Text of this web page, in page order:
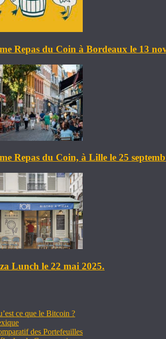
Repas du Coin à Bordeaux le 13
Repas du Coin, à Lille le 25
Lunch le 22 mai 2025.
ce que le Bitcoin ?
des Portefeuilles